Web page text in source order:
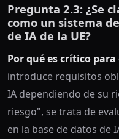
Pregunta 2.3: ¿Se
como un sistema
de IA de la UE?
Por qué es crítico para
introduce requisitos
IA dependiendo de su
riesgo", se trata de
en la base de datos de